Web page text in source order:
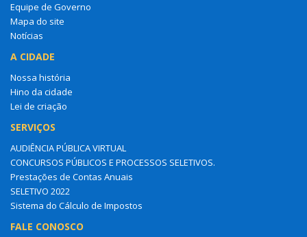
Equipe de Governo
Mapa do site
Notícias
A CIDADE
Nossa história
Hino da cidade
Lei de criação
SERVIÇOS
AUDIÊNCIA PÚBLICA VIRTUAL
CONCURSOS PÚBLICOS E PROCESSOS SELETIVOS.
Prestações de Contas Anuais
SELETIVO 2022
Sistema do Cálculo de Impostos
FALE CONOSCO